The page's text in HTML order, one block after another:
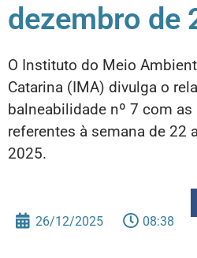
dezembro de
O Instituto do Meio
Catarina (IMA) divulga o
balneabilidade nº 7 com
referentes à semana de 22
2025.
26/12/2025 08:38